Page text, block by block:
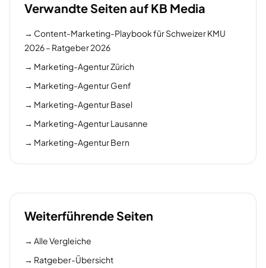
Verwandte Seiten auf KB Media
→ Content-Marketing-Playbook für Schweizer KMU
2026 – Ratgeber 2026
→ Marketing-Agentur Zürich
→ Marketing-Agentur Genf
→ Marketing-Agentur Basel
→ Marketing-Agentur Lausanne
→ Marketing-Agentur Bern
Weiterführende Seiten
→ Alle Vergleiche
→ Ratgeber-Übersicht